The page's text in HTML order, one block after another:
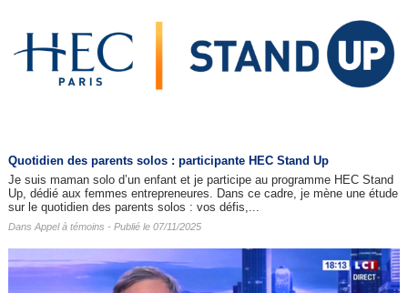
Quotidien des parents solos : participante HEC Stand Up
Je suis maman solo d’un enfant et je participe au programme HEC Stand
Up, dédié aux femmes entrepreneures. Dans ce cadre, je mène une étude
sur le quotidien des parents solos : vos défis,...
Dans Appel à témoins - Publié le 07/11/2025